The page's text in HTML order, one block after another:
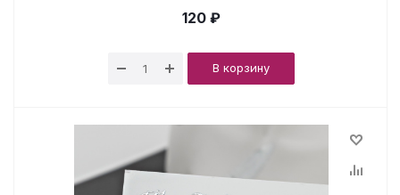
120 ₽
В корзину